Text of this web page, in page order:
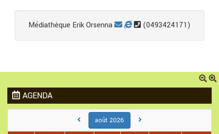
Médiathèque Erik Orsenna (0493424171)
AGENDA
août 2026